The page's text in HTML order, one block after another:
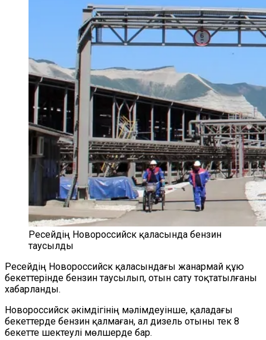
Ресейдің Новороссийск қаласында бензин
таусылды
Ресейдің Новороссийск қаласындағы жанармай құю
бекеттерінде бензин таусылып, отын сату тоқтатылғаны
хабарланды.
Новороссийск әкімдігінің мәлімдеуінше, қаладағы
бекеттерде бензин қалмаған, ал дизель отыны тек 8
бекетте шектеулі мөлшерде бар.